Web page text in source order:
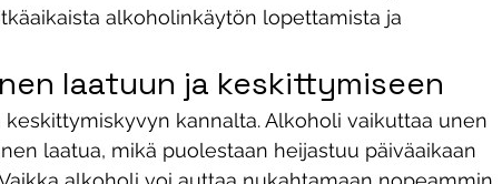
alkoholinkäytön lopettamista ja
laatuun ja keskittymiseen
kannalta. Alkoholi vaikuttaa unen
laatua, mikä puolestaan heijastuu päiväaikaan